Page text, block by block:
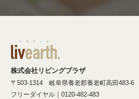
株式会社リビングプラザ
〒503-1314 岐阜県養老郡養老町高田483-6
フリーダイヤル｜0120-482-483